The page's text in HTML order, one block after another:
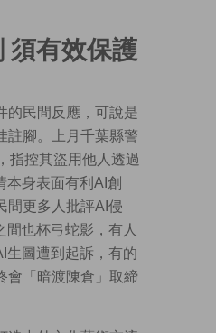
須有效保護
的民間反應，可說是
註腳。上月千葉縣警
指控其盜用他人透過
本身表面有利AI創
間更多人批評AI侵
間也杯弓蛇影，有人
生圖遭到起訴，有的
會「暗渡陳倉」取締